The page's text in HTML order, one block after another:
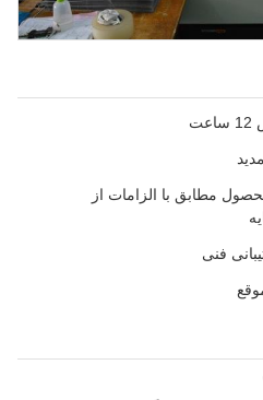
مطابق با الزامات از
فنی